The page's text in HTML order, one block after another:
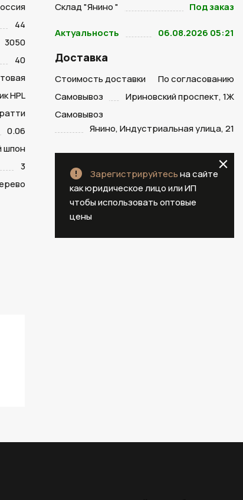
44
3050
40
HPL
0.06
шпон
3
Склад "Янино "
Под заказ
Актуальность 06.08.2026 05:21
Доставка
Стоимость доставки
По согласованию
Самовывоз
Ириновский проспект, 1Ж
Самовывоз
Янино, Индустриальная улица, 21
Зарегистрируйтесьна сайте
как юридическое лицо или ИП
чтобы использовать оптовые
цены